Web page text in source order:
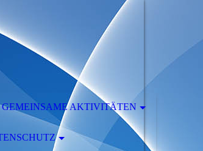
GEMEINSAME AKTIVITÄTEN